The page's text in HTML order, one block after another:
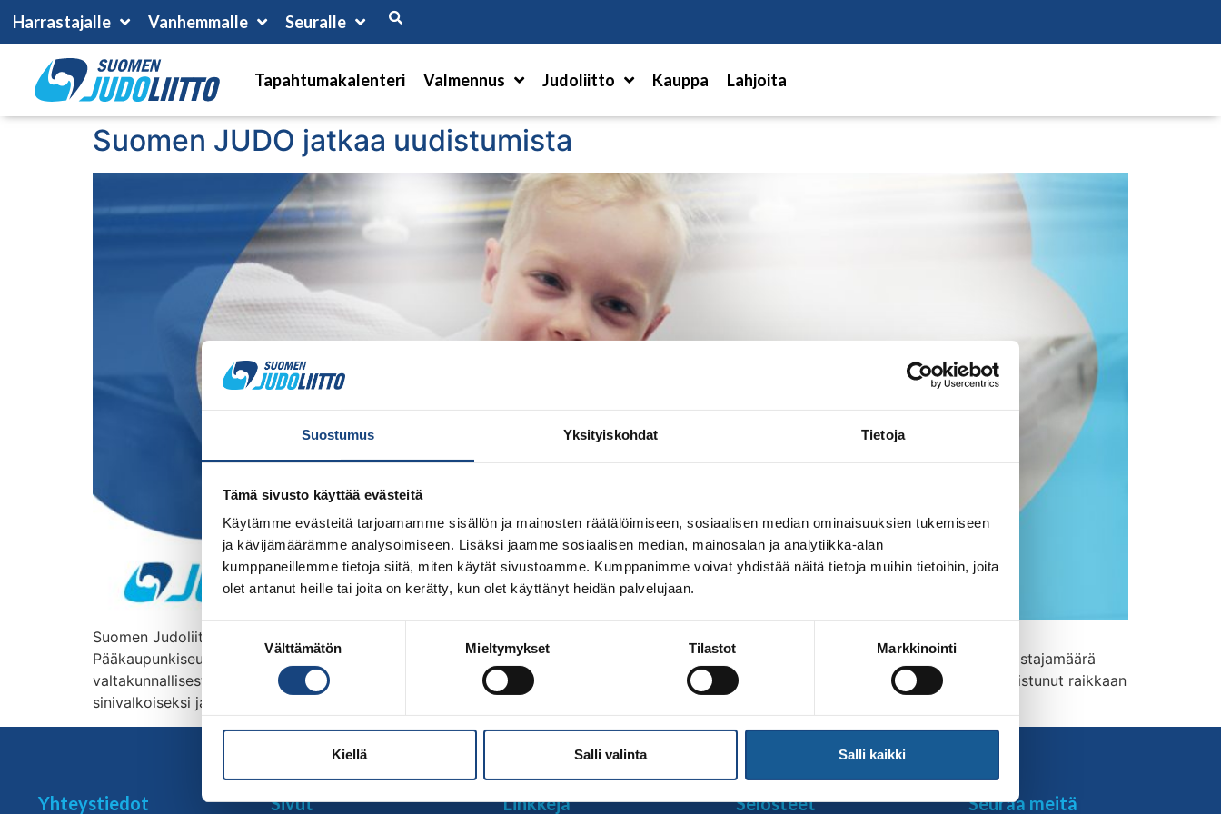
Suostumus Yksityiskohdat Tietoja
Tämä sivusto käyttää evästeitä
Käytämme evästeitä tarjoamamme sisällön ja mainosten räätälöimiseen, sosiaalisen median ominaisuuksien tukemiseen
ja kävijämäärämme analysoimiseen. Lisäksi jaamme sosiaalisen median, mainosalan ja analytiikka-alan
kumppaneillemme tietoja siitä, miten käytät sivustoamme. Kumppanimme voivat yhdistää näitä tietoja muihin tietoihin, joita
olet antanut heille tai joita on kerätty, kun olet käyttänyt heidän palvelujaan.
Suostumuksen
valinta
Välttämätön Mieltymykset Tilastot Markkinointi
Kiellä Salli valinta Salli kaikki
Harrastajalle Vanhemmalle Seuralle
Tapahtumakalenteri Valmennus Judoliitto Kauppa Lahjoita
Suomen JUDO jatkaa uudistumista
Suomen Judoliitto jatkaa keväällä alkanutta uudistumista, johon liittyy hallintorakennemuutokset, rahoitusratkaisut, valmennusasiat,
Pääkaupunkiseudun Urheiluakatemia sekä valtakunnallinen markkinointikampanja. Uuden kampanjan tavoitteena on nostaa judon harrastajamäärä
valtakunnallisesti 10 000 jäseneen sekä palauttaa Suomen judo takaisin arvokisamitalikantaan. Judoliiton koko visuaalinen ilme on uudistunut raikkaan
sinivalkoiseksi ja saanut tavaramerkin – JUDO.fi. Uudet verkkosivut ovat saaneet saman nimen ja löytyvät myös osoitteesta: […]
Yhteystiedot Sivut Linkkejä Selosteet Seuraa meitä